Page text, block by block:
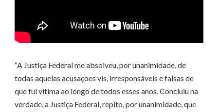
“A Justiça Federal me absolveu, por unanimidade, de
todas aquelas acusações vis, irresponsáveis e falsas de
que fui vítima ao longo de todos esses anos. Concluiu na
verdade, a Justiça Federal, repito, por unanimidade, que